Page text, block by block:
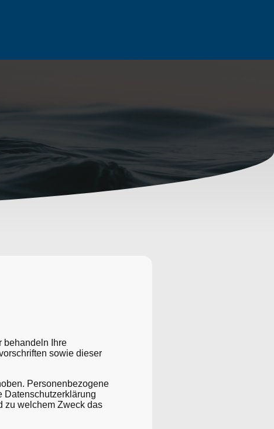
behandeln Ihre
sowie dieser
Personenbezogene
Datenschutzerklärung
zu welchem Zweck das